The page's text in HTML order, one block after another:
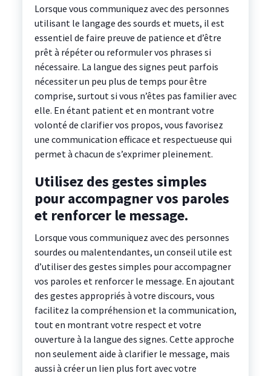
Lorsque vous communiquez avec des personnes
utilisant le langage des sourds et muets, il est
essentiel de faire preuve de patience et d’être
prêt à répéter ou reformuler vos phrases si
nécessaire. La langue des signes peut parfois
nécessiter un peu plus de temps pour être
comprise, surtout si vous n’êtes pas familier avec
elle. En étant patient et en montrant votre
volonté de clarifier vos propos, vous favorisez
une communication efficace et respectueuse qui
permet à chacun de s’exprimer pleinement.
Utilisez des gestes simples
pour accompagner vos paroles
et renforcer le message.
Lorsque vous communiquez avec des personnes
sourdes ou malentendantes, un conseil utile est
d’utiliser des gestes simples pour accompagner
vos paroles et renforcer le message. En ajoutant
des gestes appropriés à votre discours, vous
facilitez la compréhension et la communication,
tout en montrant votre respect et votre
ouverture à la langue des signes. Cette approche
non seulement aide à clarifier le message, mais
aussi à créer un lien plus fort avec votre